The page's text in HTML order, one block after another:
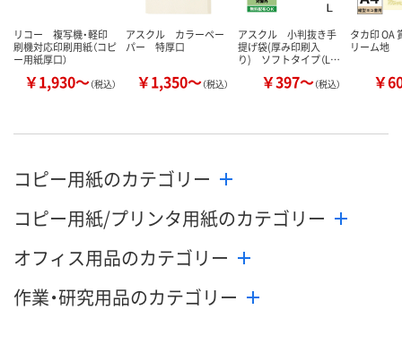
リコー 複写機・軽印
刷機対応印刷用紙（コピ
ー用紙厚口）
￥1,930～（税込）
アスクル カラーペー
パー 特厚口
￥1,350～（税込）
アスクル 小判抜き手
提げ袋(厚み印刷入
り) ソフトタイプ（L…
￥397～（税込）
タカ印 OA
リーム地
￥
コピー用紙のカテゴリー
コピー用紙/プリンタ用紙のカテゴリー
オフィス用品のカテゴリー
作業・研究用品のカテゴリー